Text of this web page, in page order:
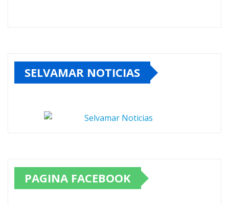
SELVAMAR NOTICIAS
PAGINA FACEBOOK